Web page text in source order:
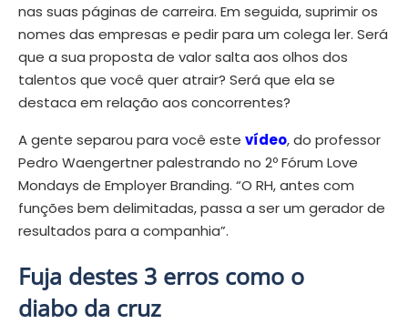
nas suas páginas de carreira. Em seguida, suprimir os
nomes das empresas e pedir para um colega ler. Será
que a sua proposta de valor salta aos olhos dos
talentos que você quer atrair? Será que ela se
destaca em relação aos concorrentes?
A gente separou para você este vídeo, do professor
Pedro Waengertner palestrando no 2º Fórum Love
Mondays de Employer Branding. “O RH, antes com
funções bem delimitadas, passa a ser um gerador de
resultados para a companhia”.
Fuja destes 3 erros como o
diabo da cruz